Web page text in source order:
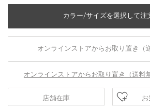
カラー/サイズを選択して注
オンラインストアからお取り置き（
オンラインストアからお取り置き（送料
店舗在庫 お